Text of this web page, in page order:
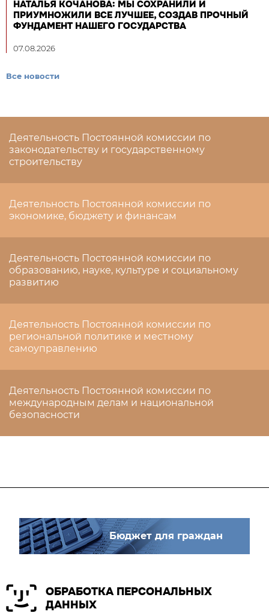
НАТАЛЬЯ КОЧАНОВА: МЫ СОХРАНИЛИ И
ПРИУМНОЖИЛИ ВСЕ ЛУЧШЕЕ, СОЗДАВ ПРОЧНЫЙ
ФУНДАМЕНТ НАШЕГО ГОСУДАРСТВА
07.08.2026
Все новости
Деятельность Постоянной комиссии по
законодательству и государственному
строительству
Деятельность Постоянной комиссии по
экономике, бюджету и финансам
Деятельность Постоянной комиссии по
образованию, науке, культуре и социальному
развитию
Деятельность Постоянной комиссии по
региональной политике и местному
самоуправлению
Деятельность Постоянной комиссии по
международным делам и национальной
безопасности
Бюджет для граждан
ОБРАБОТКА ПЕРСОНАЛЬНЫХ
ДАННЫХ